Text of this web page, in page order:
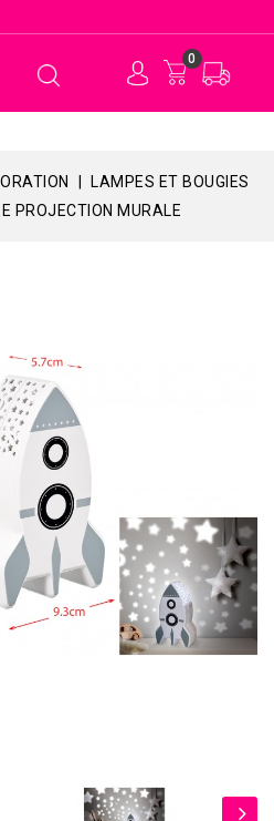
0
LAMPES ET BOUGIES
PROJECTION MURALE